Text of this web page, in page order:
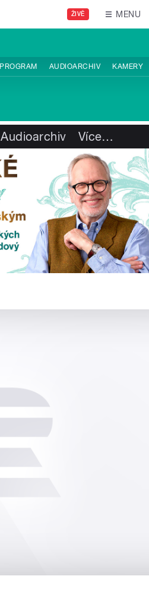
ŽIVĚ MENU
PROGRAM AUDIOARCHIV KAMERY
Audioarchiv Více…